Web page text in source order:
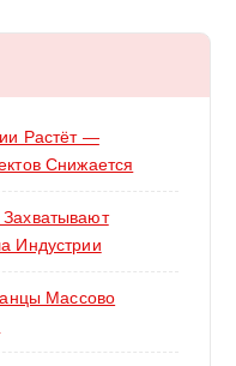
Растёт —
Снижается
Индустрии
Массово